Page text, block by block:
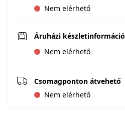
Nem elérhető
Áruházi készletinformáció
Nem elérhető
Csomagponton átvehető
Nem elérhető